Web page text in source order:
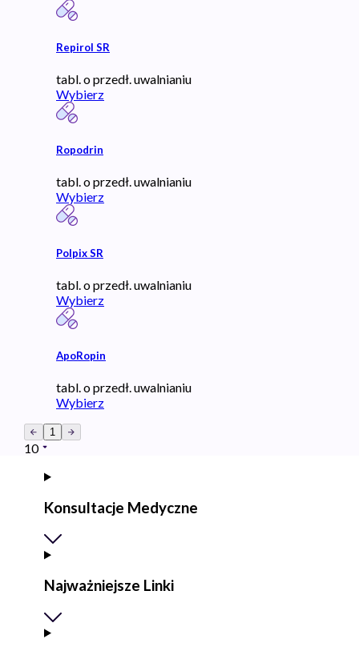
Repirol SR
tabl. o przedł. uwalnianiu
Wybierz
Ropodrin
tabl. o przedł. uwalnianiu
Wybierz
Polpix SR
tabl. o przedł. uwalnianiu
Wybierz
ApoRopin
tabl. o przedł. uwalnianiu
Wybierz
1
10
Konsultacje Medyczne
Najważniejsze Linki